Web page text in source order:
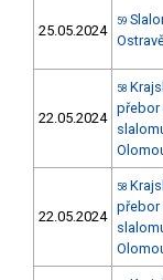
25.05.2024
59
22.05.2024
58
přebor
22.05.2024
58
přebor